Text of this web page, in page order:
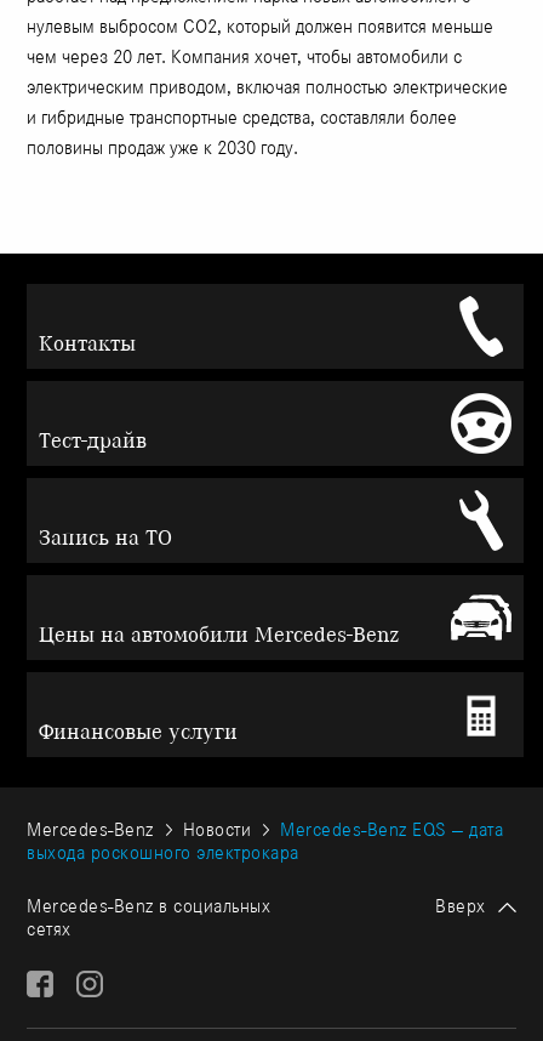
нулевым выбросом CO2, который должен появится меньше
чем через 20 лет. Компания хочет, чтобы автомобили с
электрическим приводом, включая полностью электрические
и гибридные транспортные средства, составляли более
половины продаж уже к 2030 году.
Контакты
Тест-драйв
Запись на ТО
Цены на автомобили Mercedes-Benz
Финансовые услуги
Mercedes-Benz Новости
Mercedes-Benz EQS — дата
выхода роскошного электрокара
Mercedes-Benz в социальных
сетях
Вверх